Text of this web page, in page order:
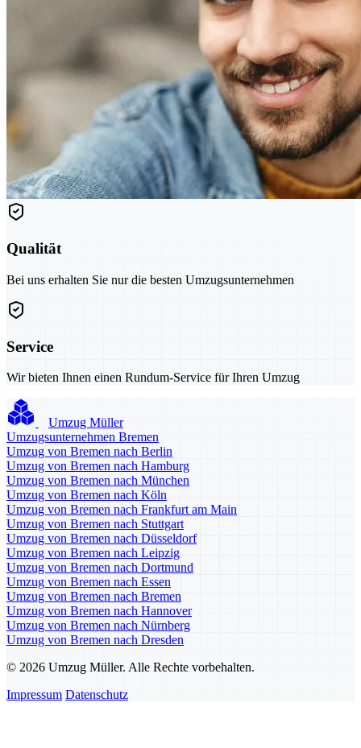
Qualität
Bei uns erhalten Sie nur die besten Umzugsunternehmen
Service
Wir bieten Ihnen einen Rundum-Service für Ihren Umzug
Umzug Müller
Umzugsunternehmen Bremen
Umzug von Bremen nach Berlin
Umzug von Bremen nach Hamburg
Umzug von Bremen nach München
Umzug von Bremen nach Köln
Umzug von Bremen nach Frankfurt am Main
Umzug von Bremen nach Stuttgart
Umzug von Bremen nach Düsseldorf
Umzug von Bremen nach Leipzig
Umzug von Bremen nach Dortmund
Umzug von Bremen nach Essen
Umzug von Bremen nach Bremen
Umzug von Bremen nach Hannover
Umzug von Bremen nach Nürnberg
Umzug von Bremen nach Dresden
© 2026 Umzug Müller. Alle Rechte vorbehalten.
Impressum Datenschutz